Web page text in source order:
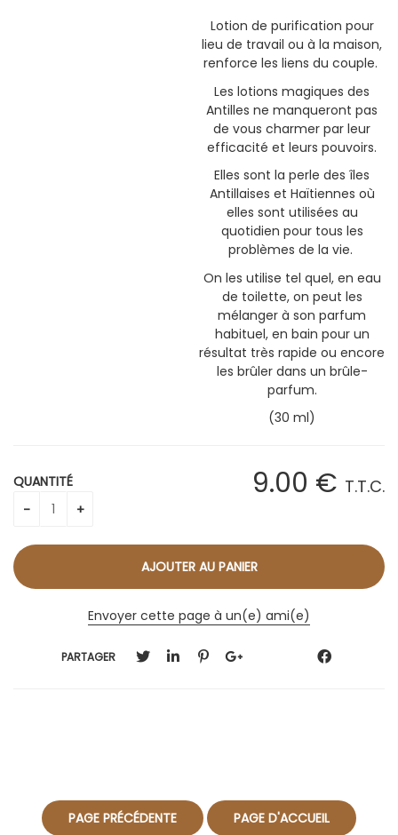
Lotion de purification pour
lieu de travail ou à la maison,
renforce les liens du couple.
Les lotions magiques des
Antilles ne manqueront pas
de vous charmer par leur
efficacité et leurs pouvoirs.
Elles sont la perle des îles
Antillaises et Haïtiennes où
elles sont utilisées au
quotidien pour tous les
problèmes de la vie.
On les utilise tel quel, en eau
de toilette, on peut les
mélanger à son parfum
habituel, en bain pour un
résultat très rapide ou encore
les brûler dans un brûle-
parfum.
(30 ml)
9.00 € T.T.C.
QUANTITÉ
Envoyer cette page à un(e) ami(e)
PARTAGER